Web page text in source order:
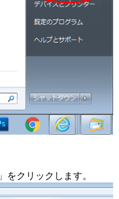
」をクリックします。